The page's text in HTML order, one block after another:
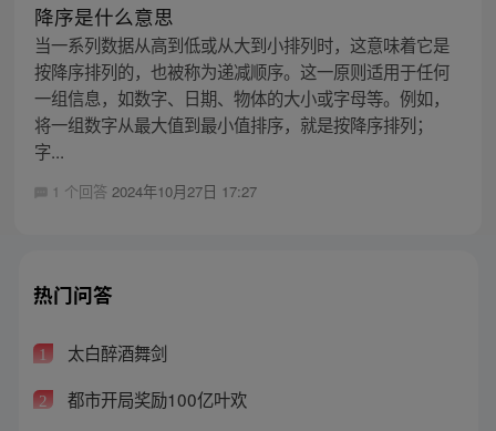
降序是什么意思
当一系列数据从高到低或从大到小排列时，这意味着它是
按降序排列的，也被称为递减顺序。这一原则适用于任何
一组信息，如数字、日期、物体的大小或字母等。例如，
将一组数字从最大值到最小值排序，就是按降序排列；
字...
1 个回答 2024年10月27日 17:27
热门问答
1 太白醉酒舞剑
2 都市开局奖励100亿叶欢